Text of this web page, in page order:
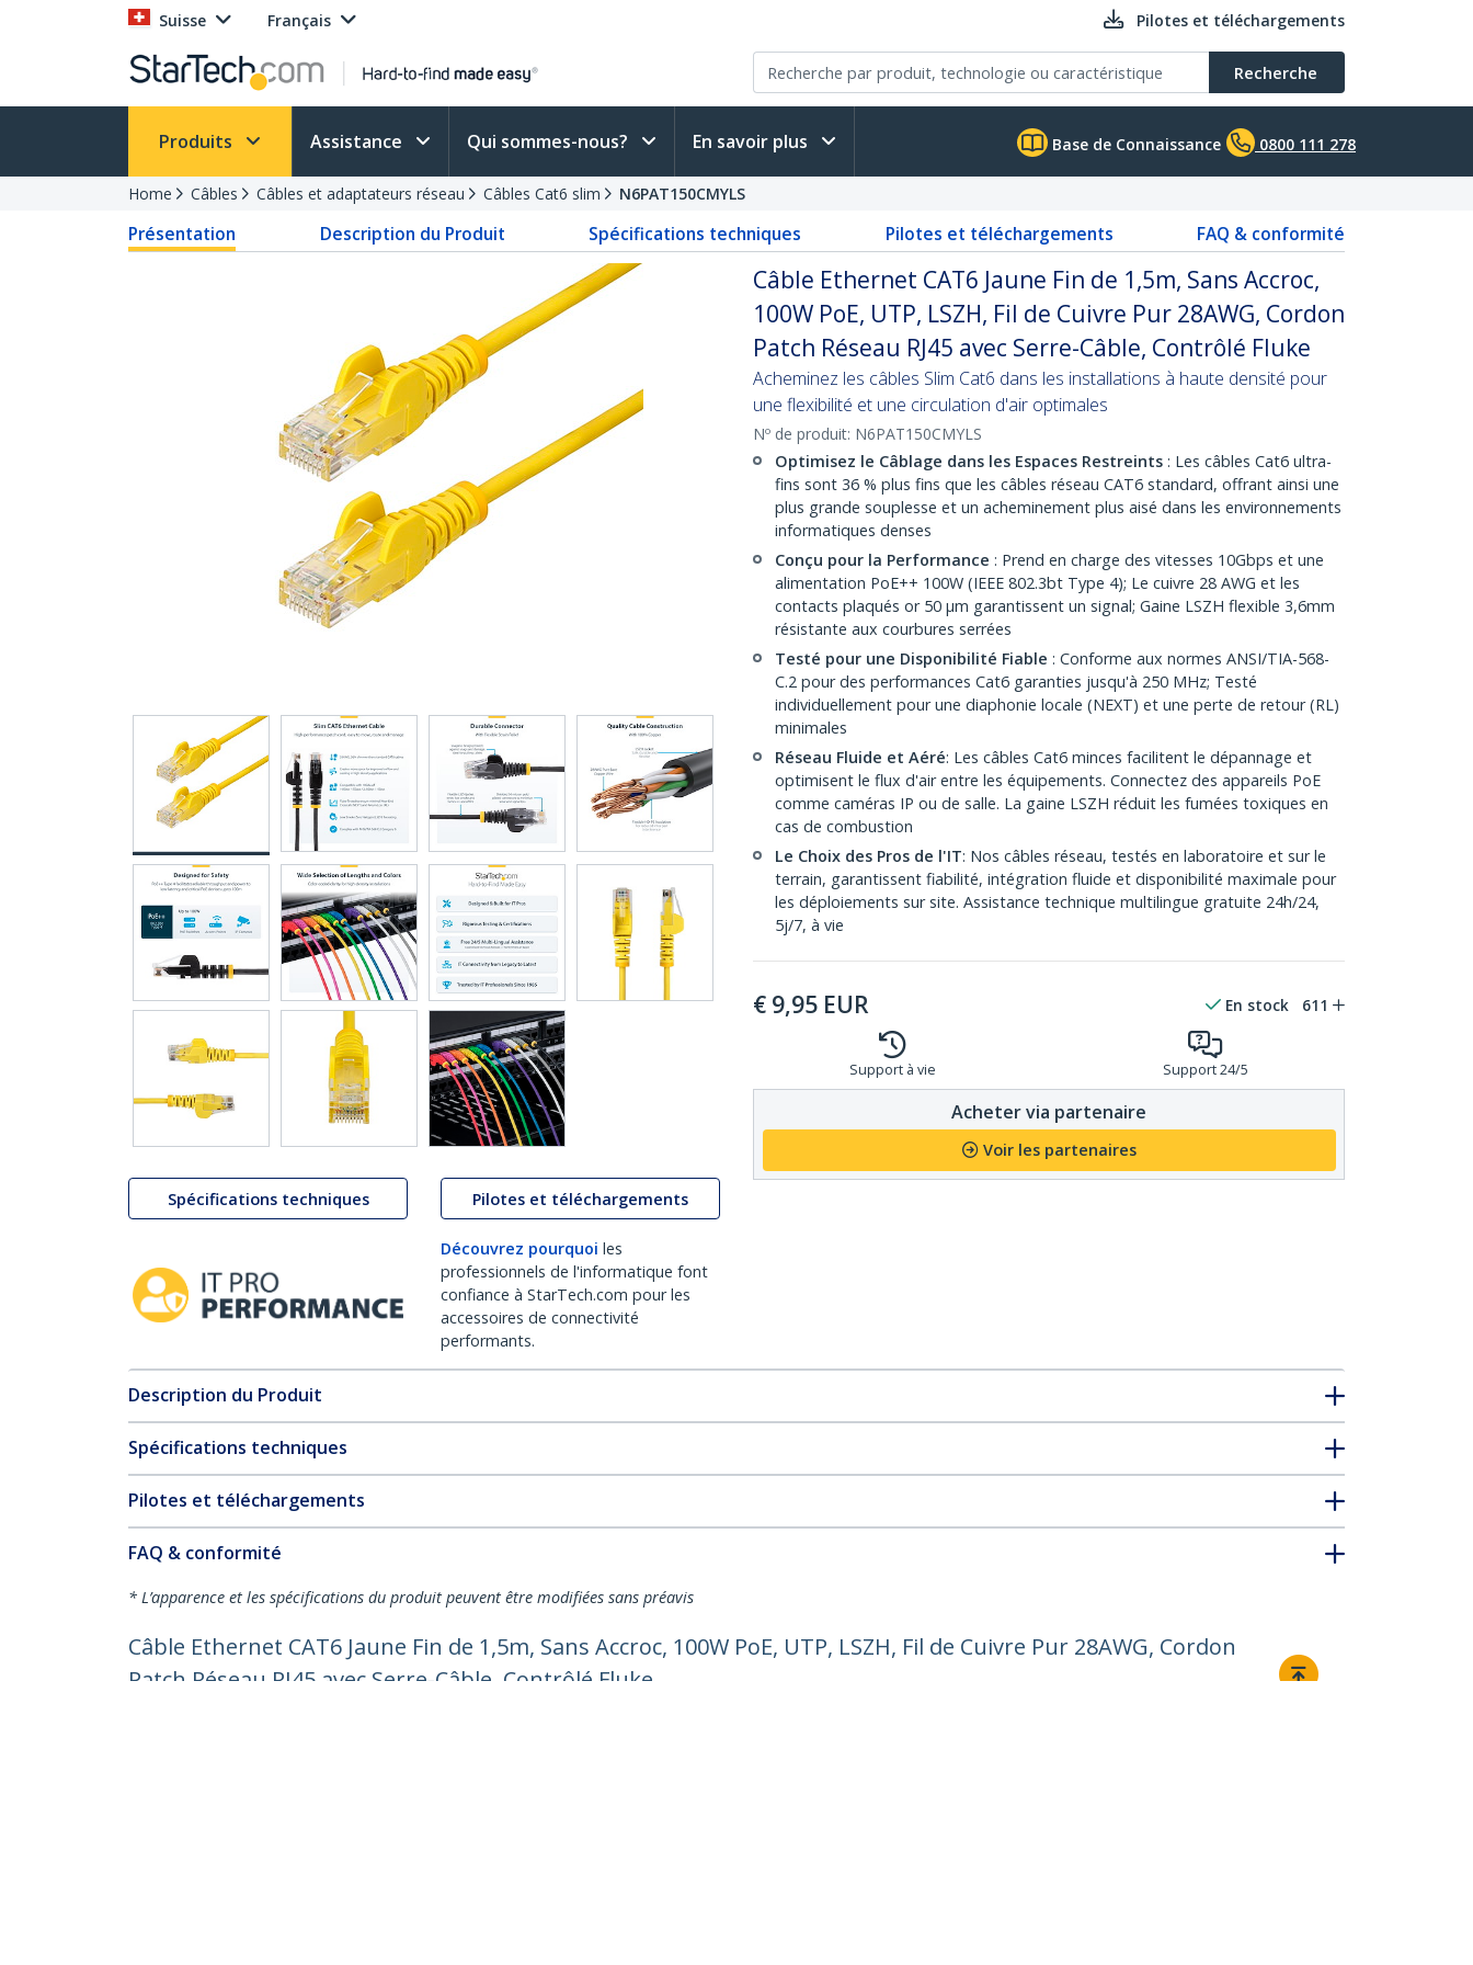
Suisse Français Pilotes et téléchargements
Recherche
Produits Assistance Qui sommes-nous? En savoir plus Base de Connaissance 0800 111 278
Home Câbles Câbles et adaptateurs réseau Câbles Cat6 slim N6PAT150CMYLS
Présentation Description du Produit Spécifications techniques Pilotes et téléchargements FAQ & conformité
Spécifications techniques Pilotes et téléchargements
Découvrez pourquoi les
professionnels de l'informatique font
confiance à StarTech.com pour les
accessoires de connectivité
performants.
Câble Ethernet CAT6 Jaune Fin de 1,5m, Sans Accroc,
100W PoE, UTP, LSZH, Fil de Cuivre Pur 28AWG, Cordon
Patch Réseau RJ45 avec Serre-Câble, Contrôlé Fluke
Acheminez les câbles Slim Cat6 dans les installations à haute densité pour
une flexibilité et une circulation d'air optimales
Nº de produit: N6PAT150CMYLS
Optimisez le Câblage dans les Espaces Restreints : Les câbles Cat6 ultra-
fins sont 36 % plus fins que les câbles réseau CAT6 standard, offrant ainsi une
plus grande souplesse et un acheminement plus aisé dans les environnements
informatiques denses
Conçu pour la Performance : Prend en charge des vitesses 10Gbps et une
alimentation PoE++ 100W (IEEE 802.3bt Type 4); Le cuivre 28 AWG et les
contacts plaqués or 50 µm garantissent un signal; Gaine LSZH flexible 3,6mm
résistante aux courbures serrées
Testé pour une Disponibilité Fiable : Conforme aux normes ANSI/TIA-568-
C.2 pour des performances Cat6 garanties jusqu'à 250 MHz; Testé
individuellement pour une diaphonie locale (NEXT) et une perte de retour (RL)
minimales
Réseau Fluide et Aéré: Les câbles Cat6 minces facilitent le dépannage et
optimisent le flux d'air entre les équipements. Connectez des appareils PoE
comme caméras IP ou de salle. La gaine LSZH réduit les fumées toxiques en
cas de combustion
Le Choix des Pros de l'IT: Nos câbles réseau, testés en laboratoire et sur le
terrain, garantissent fiabilité, intégration fluide et disponibilité maximale pour
les déploiements sur site. Assistance technique multilingue gratuite 24h/24,
5j/7, à vie
€ 9,95 EUR En stock 611
Support à vie Support 24/5
Acheter via partenaire
Voir les partenaires
Description du Produit
Spécifications techniques
Pilotes et téléchargements
FAQ & conformité
* L’apparence et les spécifications du produit peuvent être modifiées sans préavis
Câble Ethernet CAT6 Jaune Fin de 1,5m, Sans Accroc, 100W PoE, UTP, LSZH, Fil de Cuivre Pur 28AWG, Cordon
Patch Réseau RJ45 avec Serre-Câble, Contrôlé Fluke